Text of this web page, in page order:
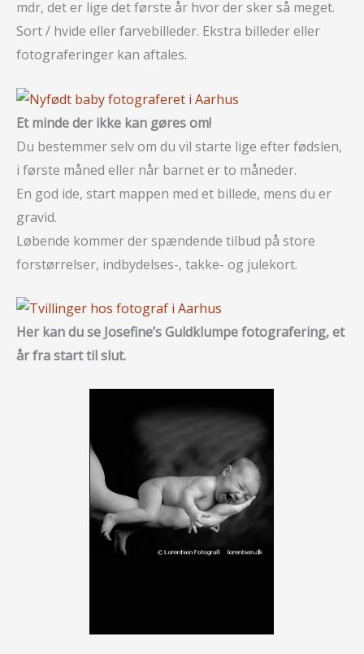
mdr, det er lige det første år hvor der sker så meget.
Sort / hvide eller farvebilleder. Ekstra billeder eller
fotograferinger kan aftales.
Et minde der ikke kan gøres om!
Du bestemmer selv om du vil starte lige efter fødslen,
i første måned eller når barnet er to måneder.
En god ide, start mappen med et billede, mens du er
gravid.
Løbende kommer der spændende tilbud på store
forstørrelser, indbydelses-, takke- og julekort.
Her kan du se Josefine’s Guldklumpe fotografering, et
år fra start til slut.